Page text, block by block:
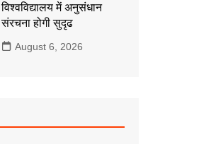
विश्वविद्यालय में अनुसंधान
संरचना होगी सुदृढ
August 6, 2026